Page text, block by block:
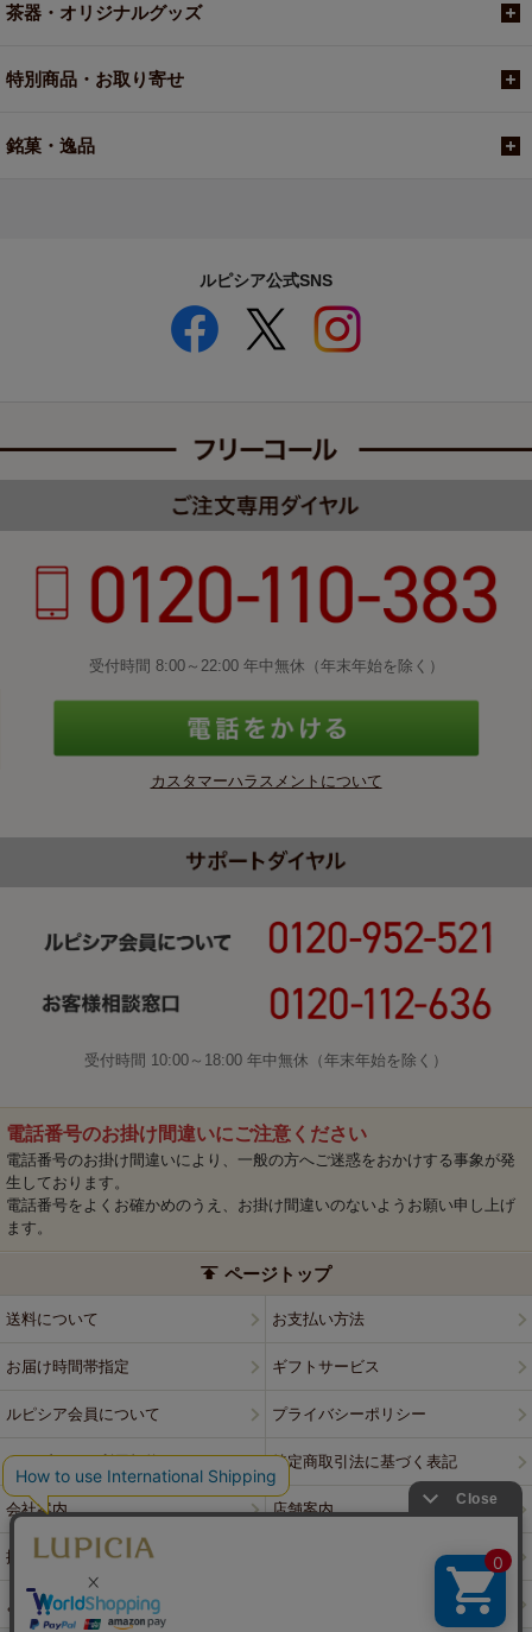
茶器・オリジナルグッズ
特別商品・お取り寄せ
銘菓・逸品
ルピシア公式SNS
受付時間 8:00～22:00 年中無休（年末年始を除く）
カスタマーハラスメントについて
受付時間 10:00～18:00 年中無休（年末年始を除く）
電話番号のお掛け間違いにご注意ください
電話番号のお掛け間違いにより、一般の方へご迷惑をおかけする事象が発
生しております。
電話番号をよくお確かめのうえ、お掛け間違いのないようお願い申し上げ
ます。
ページトップ
送料について お支払い方法
お届け時間帯指定 ギフトサービス
ルピシア会員について プライバシーポリシー
ウェブサイト利用規約 特定商取引法に基づく表記
会社案内 店舗案内
採用情報
よくある質問